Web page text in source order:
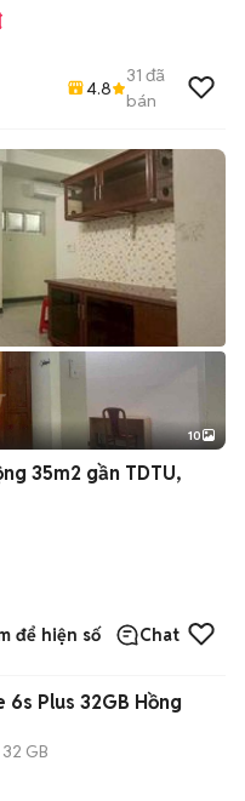
4.8
31 đã
bán
+2
10
35m2 gần TDTU,
để hiện số Chat
Plus 32GB Hồng
32 GB